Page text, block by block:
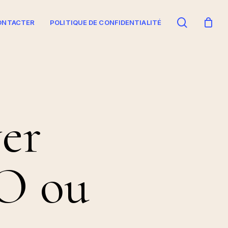
POLITIQUE DE CONFIDENTIALITÉ search
ou